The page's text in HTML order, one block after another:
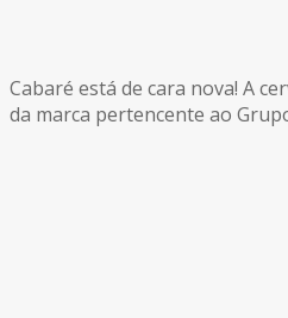
Cabaré está de cara nova! A
da marca pertencente ao